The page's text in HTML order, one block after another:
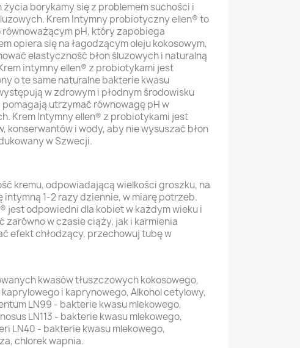
borykamy się z problemem suchości i
Krem Intymny probiotyczny ellen® to
równoważącym pH, który zapobiega
opiera się na łagodzącym oleju kokosowym,
elastyczność błon śluzowych i naturalną
intymny ellen® z probiotykami jest
o te same naturalne bakterie kwasu
w zdrowym i płodnym środowisku
utrzymać równowagę pH w
Krem Intymny ellen® z probiotykami jest
konserwantów i wody, aby nie wysuszać błon
w Szwecji.
kremu, odpowiadającą wielkości groszku, na
intymną 1-2 razy dziennie, w miarę potrzeb.
jest odpowiedni dla kobiet w każdym wieku i
zarówno w czasie ciąży, jak i karmienia
efekt chłodzący, przechowuj tubę w
kwasów tłuszczowych kokosowego,
i kaprynowego, Alkohol cetylowy,
LN99 - bakterie kwasu mlekowego,
LN113 - bakterie kwasu mlekowego,
LN40 - bakterie kwasu mlekowego,
chlorek wapnia.